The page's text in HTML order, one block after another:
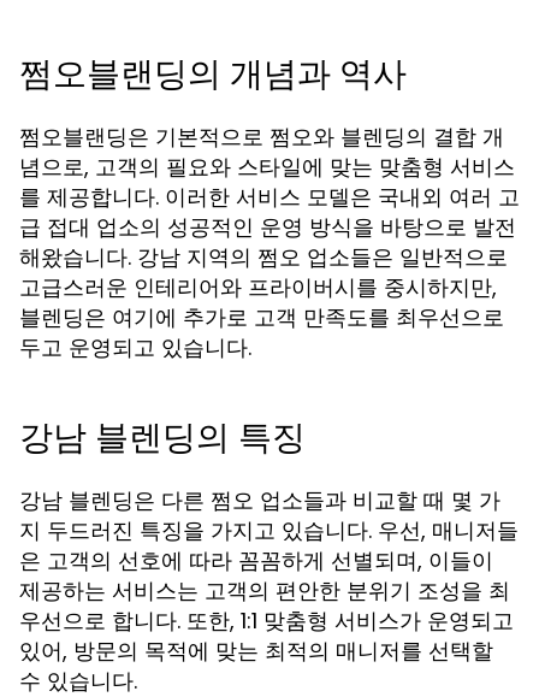
쩜오블랜딩의 개념과 역사
쩜오블랜딩은 기본적으로 쩜오와 블렌딩의 결합 개
념으로, 고객의 필요와 스타일에 맞는 맞춤형 서비스
를 제공합니다. 이러한 서비스 모델은 국내외 여러 고
급 접대 업소의 성공적인 운영 방식을 바탕으로 발전
해왔습니다. 강남 지역의 쩜오 업소들은 일반적으로
고급스러운 인테리어와 프라이버시를 중시하지만,
블렌딩은 여기에 추가로 고객 만족도를 최우선으로
두고 운영되고 있습니다.
강남 블렌딩의 특징
강남 블렌딩은 다른 쩜오 업소들과 비교할 때 몇 가
지 두드러진 특징을 가지고 있습니다. 우선, 매니저들
은 고객의 선호에 따라 꼼꼼하게 선별되며, 이들이
제공하는 서비스는 고객의 편안한 분위기 조성을 최
우선으로 합니다. 또한, 1:1 맞춤형 서비스가 운영되고
있어, 방문의 목적에 맞는 최적의 매니저를 선택할
수 있습니다.